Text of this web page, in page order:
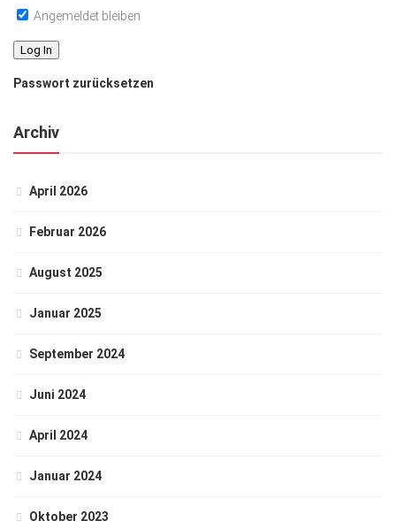
Angemeldet bleiben
Passwort zurücksetzen
Archiv
April 2026
Februar 2026
August 2025
Januar 2025
September 2024
Juni 2024
April 2024
Januar 2024
Oktober 2023